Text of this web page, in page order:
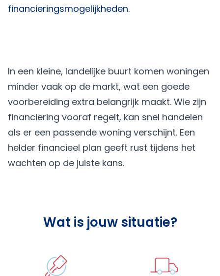
financieringsmogelijkheden.
In een kleine, landelijke buurt komen woningen
minder vaak op de markt, wat een goede
voorbereiding extra belangrijk maakt. Wie zijn
financiering vooraf regelt, kan snel handelen
als er een passende woning verschijnt. Een
helder financieel plan geeft rust tijdens het
wachten op de juiste kans.
Wat is jouw situatie?